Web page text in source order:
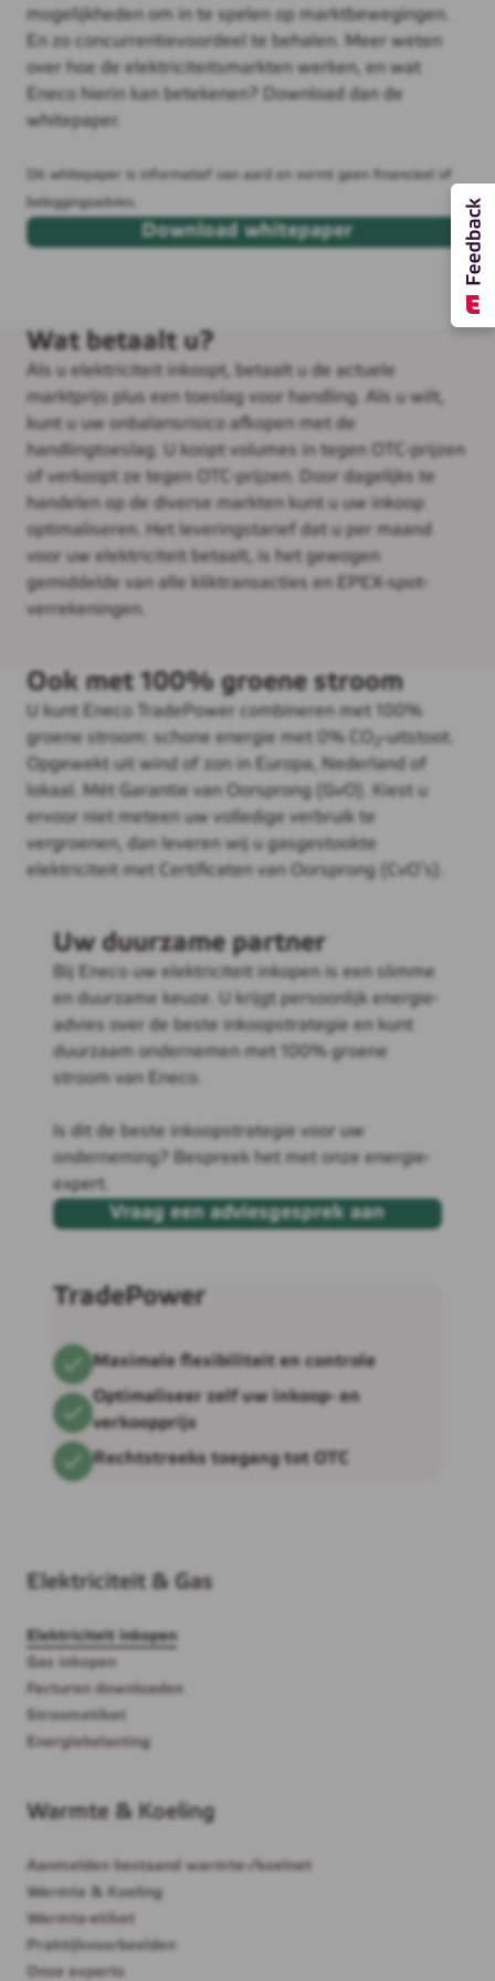
mogelijkheden om in te spelen op marktbewegingen.
En zo concurrentievoordeel te behalen. Meer weten
over hoe de elektriciteitsmarkten werken, en wat
Eneco hierin kan betekenen? Download dan de
whitepaper.
Dit whitepaper is informatief van aard en vormt geen financieel of
beleggingsadvies.
Download whitepaper
Wat betaalt u?
Als u elektriciteit inkoopt, betaalt u de actuele
marktprijs plus een toeslag voor handling. Als u wilt,
kunt u uw onbalansrisico afkopen met de
handlingtoeslag. U koopt volumes in tegen OTC-prijzen
of verkoopt ze tegen OTC-prijzen. Door dagelijks te
handelen op de diverse markten kunt u uw inkoop
optimaliseren. Het leveringstarief dat u per maand
voor uw elektriciteit betaalt, is het gewogen
gemiddelde van alle kliktransacties en EPEX-spot-
verrekeningen.
Ook met 100% groene stroom
U kunt Eneco TradePower combineren met 100%
groene stroom: schone energie met 0% CO
-uitstoot.
Opgewekt uit wind of zon in Europa, Nederland of
lokaal. Mét Garantie van Oorsprong (GvO). Kiest u
ervoor niet meteen uw volledige verbruik te
vergroenen, dan leveren wij u gasgestookte
elektriciteit met Certificaten van Oorsprong (CvO’s).
Uw duurzame partner
Bij Eneco uw elektriciteit inkopen is een slimme
en duurzame keuze. U krijgt persoonlijk energie-
advies over de beste inkoopstrategie en kunt
duurzaam ondernemen met 100% groene
stroom van Eneco.
Is dit de beste inkoopstrategie voor uw
onderneming? Bespreek het met onze energie-
expert.
Vraag een adviesgesprek aan
TradePower
Maximale flexibiliteit en controle
Optimaliseer zelf uw inkoop- en
verkoopprijs
Rechtstreeks toegang tot OTC
Elektriciteit & Gas
Elektriciteit inkopen
Gas inkopen
Facturen downloaden
Stroometiket
Energiebelasting
Warmte & Koeling
Aanmelden bestaand warmte-/koelnet
Warmte & Koeling
Warmte-etiket
Praktijkvoorbeelden
Onze experts